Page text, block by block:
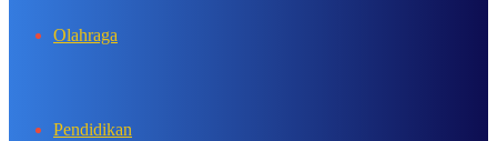
Olahraga
Pendidikan